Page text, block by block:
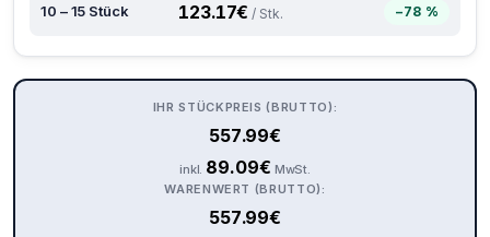
10 – 15 Stück 123.17€ / Stk. −78 %
IHR STÜCKPREIS (BRUTTO):
557.99€
inkl. 89.09€ MwSt.
WARENWERT (BRUTTO):
557.99€